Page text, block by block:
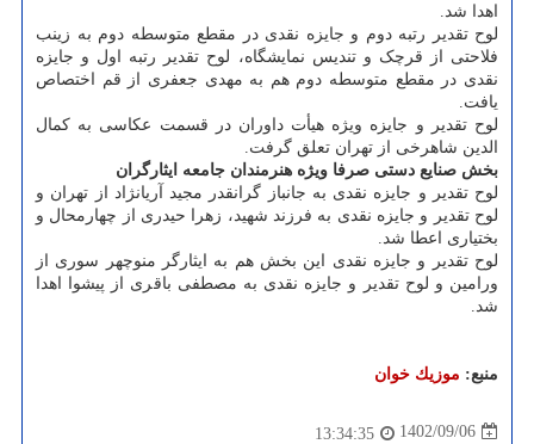
اهدا شد.
لوح تقدیر رتبه دوم و جایزه نقدی در مقطع متوسطه دوم به زینب
فلاحتی از قرچک و تندیس نمایشگاه، لوح تقدیر رتبه اول و جایزه
نقدی در مقطع متوسطه دوم هم به مهدی جعفری از قم اختصاص
یافت.
لوح تقدیر و جایزه ویژه هیأت داوران در قسمت عکاسی به کمال
الدین شاهرخی از تهران تعلق گرفت.
بخش صنایع دستی صرفا ویژه هنرمندان جامعه ایثارگران
لوح تقدیر و جایزه نقدی به جانباز گرانقدر مجید آریانژاد از تهران و
لوح تقدیر و جایزه نقدی به فرزند شهید، زهرا حیدری از چهارمحال و
بختیاری اعطا شد.
لوح تقدیر و جایزه نقدی این بخش هم به ایثارگر منوچهر سوری از
ورامین و لوح تقدیر و جایزه نقدی به مصطفی باقری از پیشوا اهدا
شد.
منبع: موزیك خوان
1402/09/06
13:34:35